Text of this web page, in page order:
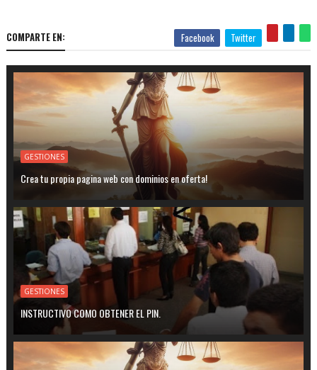
COMPARTE EN: Facebook Twitter
GESTIONES
Crea tu propia pagina web con dominios en oferta!
GESTIONES
INSTRUCTIVO COMO OBTENER EL PIN.